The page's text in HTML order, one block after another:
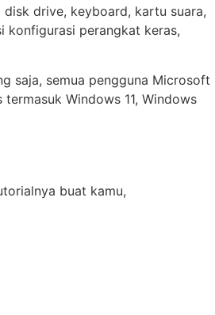
drive, keyboard, kartu suara,
konfigurasi perangkat keras,
saja, semua pengguna Microsoft
Windows 11, Windows
buat kamu,